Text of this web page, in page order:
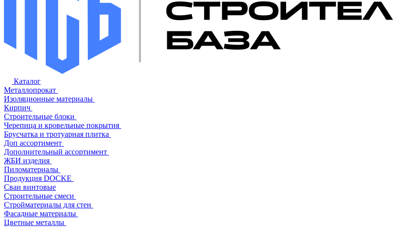
Каталог
Металлопрокат
Изоляционные материалы
Кирпич
Строительные блоки
Черепица и кровельные покрытия
Брусчатка и тротуарная плитка
Доп ассортимент
Дополнительный ассортимент
ЖБИ изделия
Пиломатериалы
Продукция DOCKE
Сваи винтовые
Строительные смеси
Стройматериалы для стен
Фасадные материалы
Цветные металлы